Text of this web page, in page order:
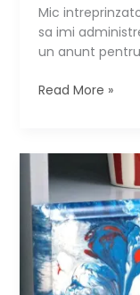
Mic
sa imi
un anunt
Cum
de
firma
cu
bani
putini
(P)
▶️
Read More »